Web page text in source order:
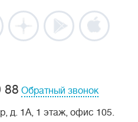
88 Обратный звонок
д. 1А, 1 этаж, офис 105.